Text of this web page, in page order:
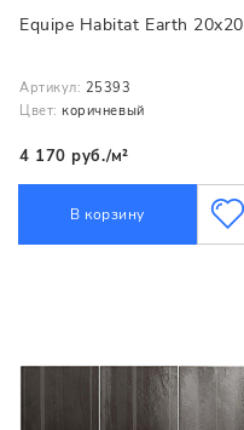
Equipe Habitat Earth 20x20
Артикул: 25393
Цвет: коричневый
4 170 руб./м²
В корзину